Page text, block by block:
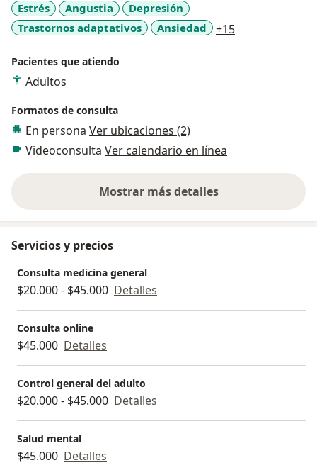
Estrés Angustia
Depresión
Trastornos adaptativos
Ansiedad +15
Pacientes que atiendo
Adultos
Formatos de consulta
En persona Ver ubicaciones (2)
Videoconsulta Ver calendario en línea
Mostrar más detalles
sobre la experiencia
Servicios y precios
Consulta medicina general
$20.000 - $45.000 Detalles
Consulta online
$45.000 Detalles
Control general del adulto
$20.000 - $45.000 Detalles
Salud mental
$45.000 Detalles